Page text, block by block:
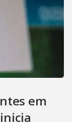
em